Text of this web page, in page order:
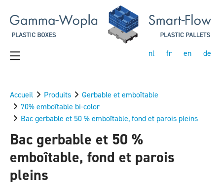
nl fr en de
Accueil Produits
Gerbable et emboîtable
70% emboîtable bi-color
Bac gerbable et 50 % emboîtable, fond et parois pleins
Bac gerbable et 50 %
emboîtable, fond et parois
pleins